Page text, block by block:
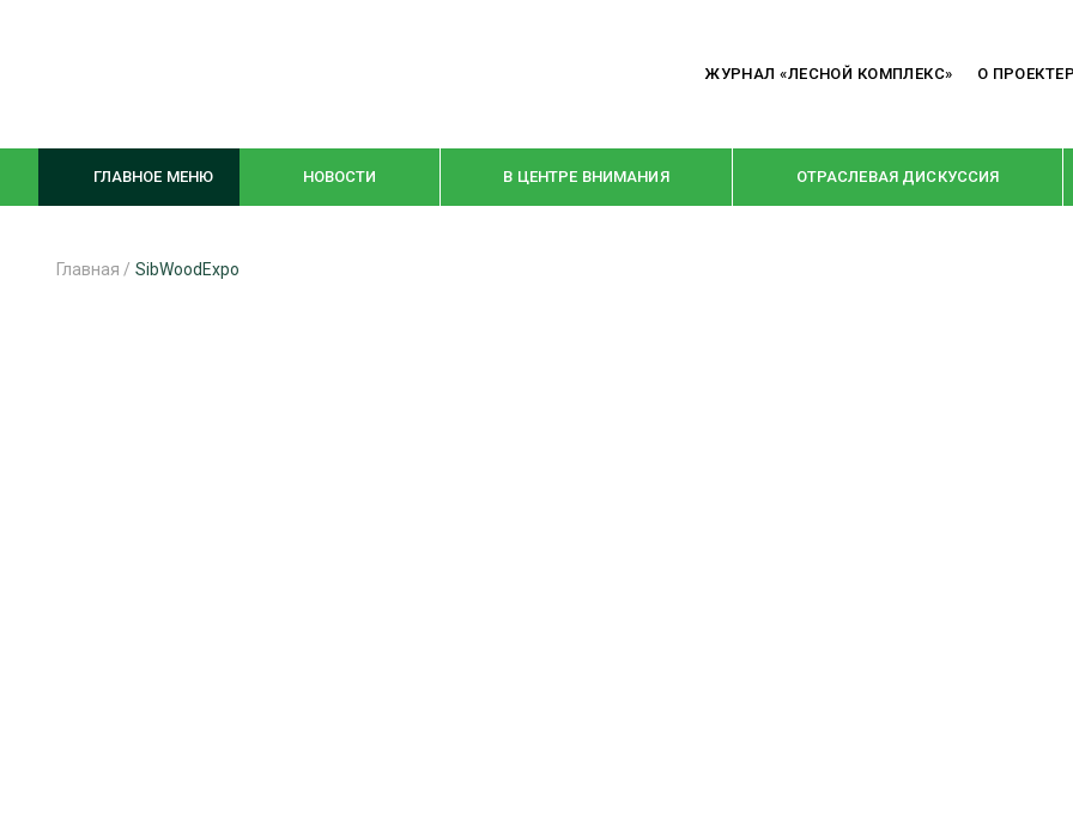
ЖУРНАЛ «ЛЕСНОЙ КОМПЛЕКС» О ПРОЕКТЕ
ГЛАВНОЕ МЕНЮ НОВОСТИ В ЦЕНТРЕ ВНИМАНИЯ ОТРАСЛЕВАЯ ДИСКУССИЯ
Главная / SibWoodExpo